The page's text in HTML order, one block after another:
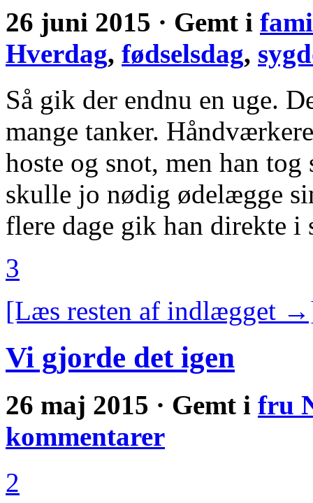
26 juni 2015 · Gemt i
Hverdag, fødselsdag,
Så gik der endnu en uge.
mange tanker.
hoste og snot, men han
skulle jo nødig ødelægge
flere dage gik han direkte
3
[Læs resten af indlægget
Vi gjorde det igen
26 maj 2015 · Gemt i fru
kommentarer
2